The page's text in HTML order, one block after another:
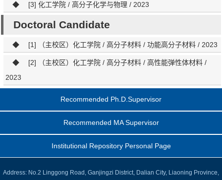
◆ [3] 化工学院 / 高分子化学与物理 / 2023
Doctoral Candidate
◆ [1] （主校区）化工学院 / 高分子材料 / 功能高分子材料 / 2023
◆
[2] （主校区）化工学院 / 高分子材料 / 高性能弹性体材料 /
2023
Recommended Ph.D.Supervisor
Recommended MA Supervisor
Institutional Repository Personal Page
Address: No.2 Linggong Road, Ganjingzi District, Dalian City, Liaoning Province,